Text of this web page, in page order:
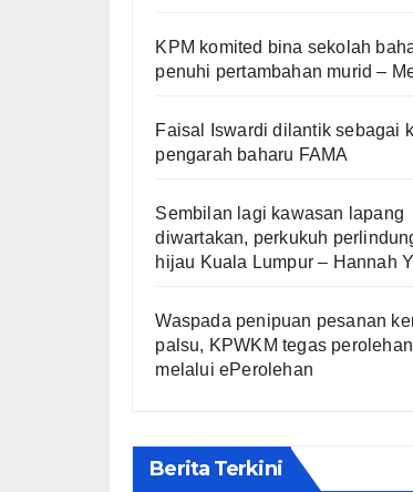
KPM komited bina sekolah
penuhi pertambahan murid –
Faisal Iswardi dilantik sebagai
pengarah baharu FAMA
Sembilan lagi kawasan lapang
diwartakan, perkukuh
hijau Kuala Lumpur – Hannah
Waspada penipuan pesanan
palsu, KPWKM tegas
melalui ePerolehan
Berita Terkini